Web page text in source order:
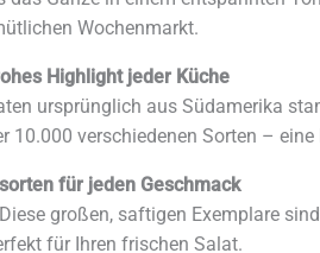
Wochenmarkt.
Highlight jeder Küche
ursprünglich aus Südamerika
10.000 verschiedenen Sorten –
für jeden Geschmack
Diese großen, saftigen Exemplare
für Ihren frischen Salat.